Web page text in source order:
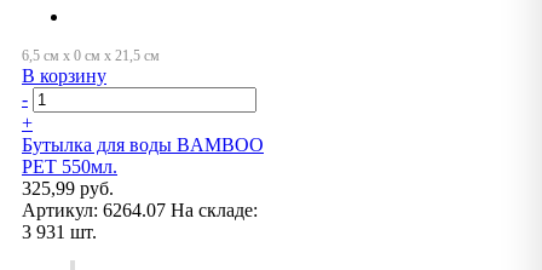
В корзину
-
+
Бутылка для воды BAMBOO
PET 550мл.
325,99 руб.
Артикул: 6264.07 На складе:
3 931 шт.